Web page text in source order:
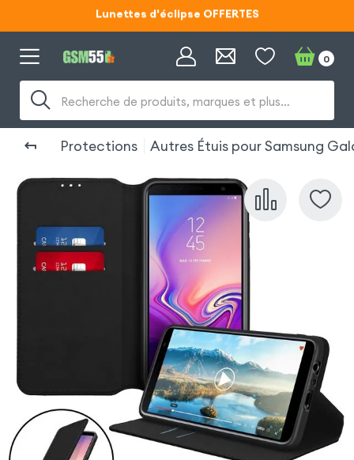
Code ECLIPSE55
Lunettes d'éclipse OFFERTES
Code ECLIPSE55
Recherche de produits, marques et plus…
0
Protections Autres Étuis pour Samsung